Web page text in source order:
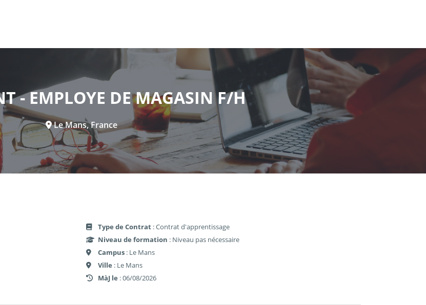
- EMPLOYE DE MAGASIN F/H
Le Mans, France
Type de Contrat : Contrat d'apprentissage
Niveau de formation : Niveau pas nécessaire
Campus : Le Mans
Ville : Le Mans
MàJ le : 06/08/2026